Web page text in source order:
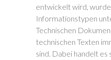
entwickelt wird,
Informationstypen
Technischen
technischen Texten
sind. Dabei handelt es